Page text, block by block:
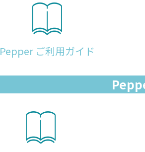
Pepper ご利用ガイド